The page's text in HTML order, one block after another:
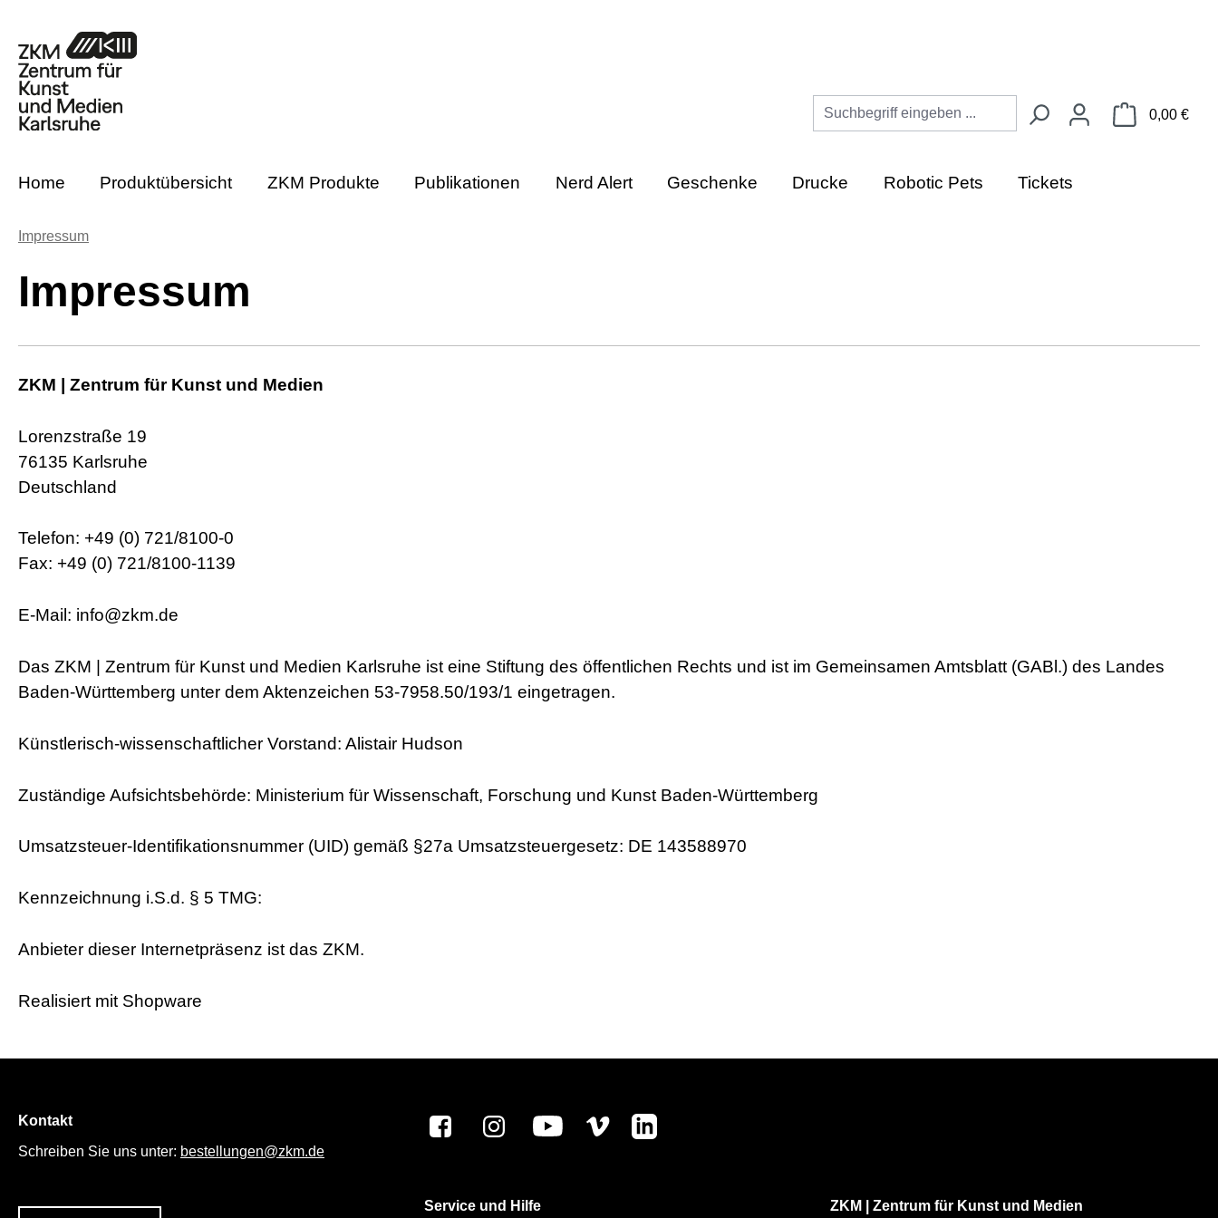
0,00 €
Home Produktübersicht ZKM Produkte Publikationen Nerd Alert Geschenke Drucke Robotic Pets Tickets
Impressum
Impressum
ZKM | Zentrum für Kunst und Medien
Lorenzstraße 19
76135 Karlsruhe
​Deutschland
Telefon: +49 (0) 721/8100-0
Fax: +49 (0) 721/8100-1139
E-Mail: info@zkm.de
Das ZKM | Zentrum für Kunst und Medien Karlsruhe ist eine Stiftung des öffentlichen Rechts und ist im Gemeinsamen Amtsblatt (GABl.) des Landes
Baden-Württemberg unter dem Aktenzeichen 53-7958.50/193/1 eingetragen.
Künstlerisch-wissenschaftlicher Vorstand: Alistair Hudson
Zuständige Aufsichtsbehörde: Ministerium für Wissenschaft, Forschung und Kunst Baden-Württemberg
Umsatzsteuer-Identifikationsnummer (UID) gemäß §27a Umsatzsteuergesetz: DE 143588970
Kennzeichnung i.S.d. § 5 TMG:
Anbieter dieser Internetpräsenz ist das ZKM.
Realisiert mit Shopware
Kontakt
Schreiben Sie uns unter: bestellungen@zkm.de
Service und Hilfe ZKM | Zentrum für Kunst und Medien